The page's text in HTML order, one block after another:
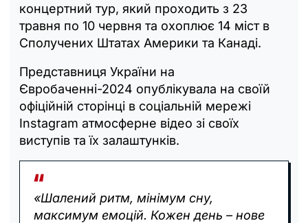
концертний тур, який проходить з 23
травня по 10 червня та охоплює 14 міст в
Сполучених Штатах Америки та Канаді.
Представниця України на
Євробаченні-2024 опублікувала на своїй
офіційній сторінці в соціальній мережі
Instagram атмосферне відео зі своїх
виступів та їх залаштунків.
«Шалений ритм, мінімум сну,
максимум емоцій. Кожен день – нове